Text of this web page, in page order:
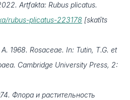
Artfakta: Rubus plicatus.
rubus-plicatus-223178 [skatīts
1968. Rosaceae. In: Tutin, T.G. et
Cambridge University Press, 2:
Флора и растительность